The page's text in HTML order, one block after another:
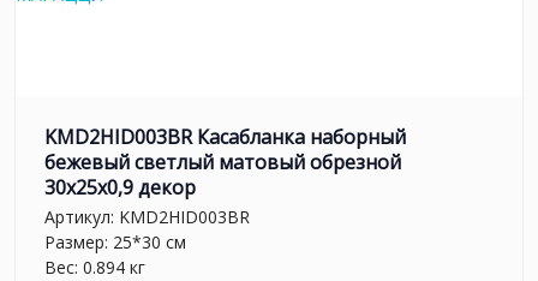
KMD2HID003BR Касабланка наборный
бежевый светлый матовый обрезной
30x25x0,9 декор
Артикул: KMD2HID003BR
Размер: 25*30 см
Вес: 0.894 кг